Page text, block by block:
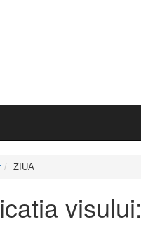
ZIUA
visului: